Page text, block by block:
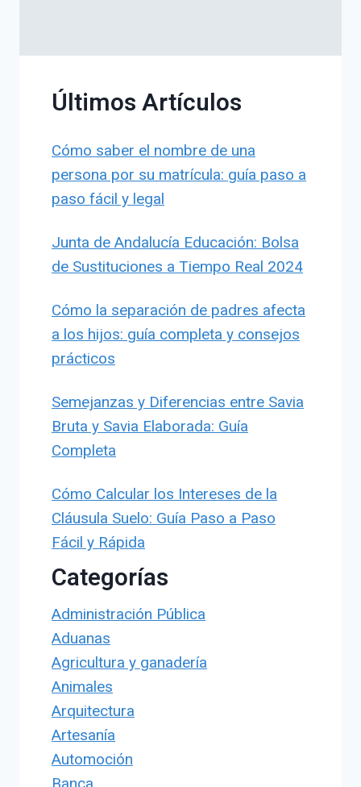
Últimos Artículos
Cómo saber el nombre de una
persona por su matrícula: guía paso a
paso fácil y legal
Junta de Andalucía Educación: Bolsa
de Sustituciones a Tiempo Real 2024
Cómo la separación de padres afecta
a los hijos: guía completa y consejos
prácticos
Semejanzas y Diferencias entre Savia
Bruta y Savia Elaborada: Guía
Completa
Cómo Calcular los Intereses de la
Cláusula Suelo: Guía Paso a Paso
Fácil y Rápida
Categorías
Administración Pública
Aduanas
Agricultura y ganadería
Animales
Arquitectura
Artesanía
Automoción
Banca